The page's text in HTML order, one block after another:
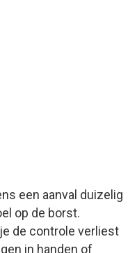
een aanval duizelig
op de borst.
de controle verliest
in handen of